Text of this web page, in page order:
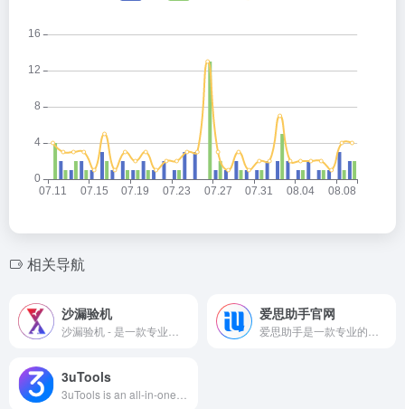
相关导航
沙漏验机 爱思助手官网
3uTools